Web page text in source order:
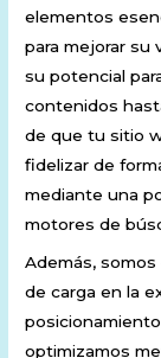
elementos
para mejorar su
su potencial
contenidos
de que tu sitio
fidelizar de
mediante una
motores de
Además,
de carga en la
optimizamos